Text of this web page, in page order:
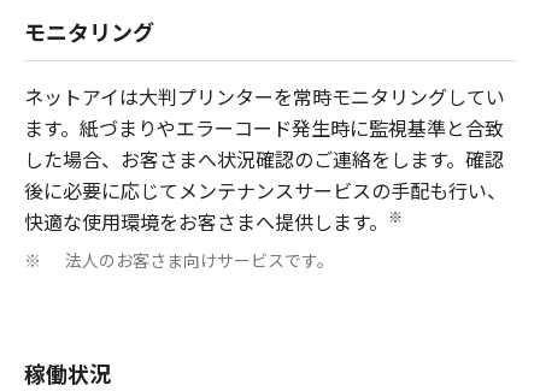
モニタリング
ネットアイは大判プリンターを常時モニタリングしてい
ます。紙づまりやエラーコード発生時に監視基準と合致
した場合、お客さまへ状況確認のご連絡をします。確認
後に必要に応じてメンテナンスサービスの手配も行い、
快適な使用環境をお客さまへ提供します。
※
※ 法人のお客さま向けサービスです。
稼働状況